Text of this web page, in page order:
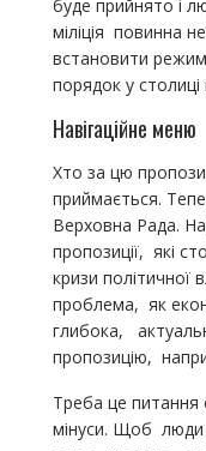
буде прийнято і
міліція повинна
встановити
порядок у
Навігаційне меню
Хто за цю
приймається.
Верховна Рада.
пропозиції, які
кризи
проблема, як
глибока,
пропозицію,
Треба це питання
мінуси. Щоб